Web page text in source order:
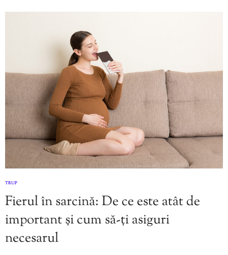
TRUP
Fierul în sarcină: De ce este atât de
important și cum să-ți asiguri
necesarul